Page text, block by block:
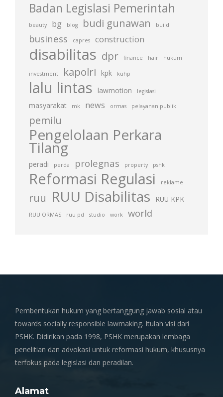
Badan Legislasi Pemerintah
beauty bg blog budi gunawan build
business capres construction
disabilitas dpr finance hair hukum
investment kapolri kpk kuhp
lalu lintas lawmotion legislasi
masyarakat mk news ormas pelayanan publik
pemilu
Pengelolaan Perkara
Tilang
peradi perda prolegnas property pshk
Reformasi Regulasi reklame
ruu RUU Disabilitas RUU KPK
RUU ORMAS ruu pd studio work world
Pembentukan hukum yang bertanggung jawab sosial atau
towards socially responsible lawmaking. Itulah visi dari
PSHK. Didirikan pada 1998, PSHK merupakan lembaga
penelitian dan advokasi untuk reformasi hukum, khususnya
terfokus pada legislasi dan peradilan.
Alamat